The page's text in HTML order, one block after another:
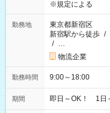
※規定による
勤務地
東京都新宿区
新宿駅から徒歩 /
/ …
物流企業
勤務時間 9:00～18:00
期間 即日～OK！ 1日